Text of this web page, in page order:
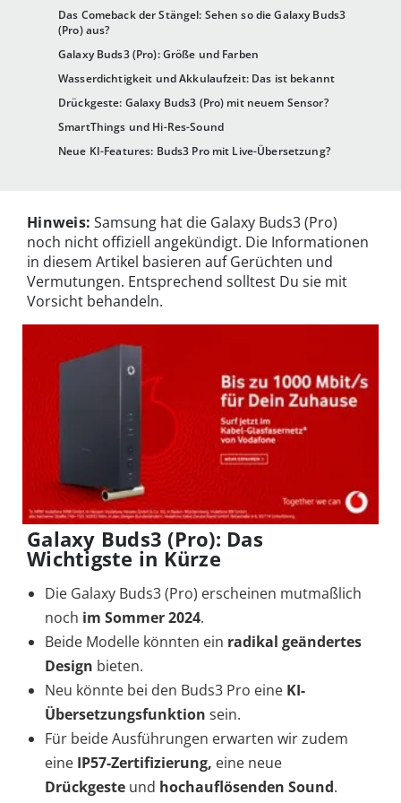
Das Comeback der Stängel: Sehen so die Galaxy Buds3
(Pro) aus?
Galaxy Buds3 (Pro): Größe und Farben
Wasserdichtigkeit und Akkulaufzeit: Das ist bekannt
Drückgeste: Galaxy Buds3 (Pro) mit neuem Sensor?
SmartThings und Hi-Res-Sound
Neue KI-Features: Buds3 Pro mit Live-Übersetzung?
Hinweis: Samsung hat die Galaxy Buds3 (Pro)
noch nicht offiziell angekündigt. Die Informationen
in diesem Artikel basieren auf Gerüchten und
Vermutungen. Entsprechend solltest Du sie mit
Vorsicht behandeln.
Galaxy Buds3 (Pro): Das
Wichtigste in Kürze
Die Galaxy Buds3 (Pro) erscheinen mutmaßlich
noch im Sommer 2024.
Beide Modelle könnten ein radikal geändertes
Design bieten.
Neu könnte bei den Buds3 Pro eine KI-
Übersetzungsfunktion sein.
Für beide Ausführungen erwarten wir zudem
eine IP57-Zertifizierung, eine neue
Drückgeste und hochauflösenden Sound.